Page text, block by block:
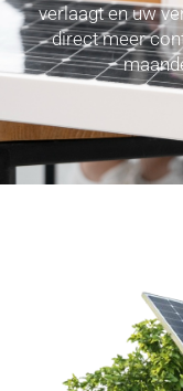
verlaagt en uw
direct meer